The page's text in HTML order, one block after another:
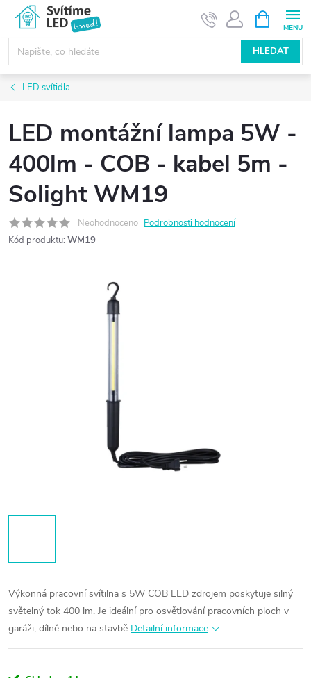
obsah
HLEDAT
NÁKUPNÍ
KOŠÍK
LED svítidla
LED montážní lampa 5W -
400lm - COB - kabel 5m -
Solight WM19
Neohodnoceno Podrobnosti hodnocení
Kód produktu: WM19
Výkonná pracovní svítilna s 5W COB LED zdrojem poskytuje silný
světelný tok 400 lm. Je ideální pro osvětlování pracovních ploch v
garáži, dílně nebo na stavbě Detailní informace